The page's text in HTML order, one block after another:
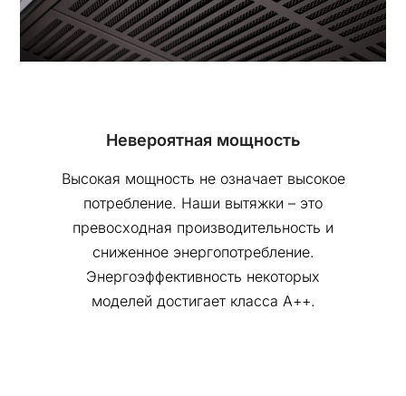
Невероятная мощность
Высокая мощность не означает высокое
потребление. Наши вытяжки – это
превосходная производительность и
сниженное энергопотребление.
Энергоэффективность некоторых
моделей достигает класса А++.